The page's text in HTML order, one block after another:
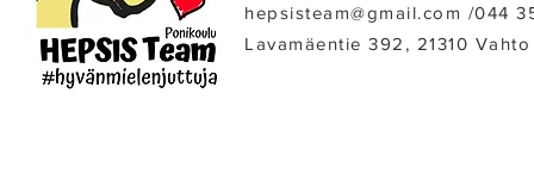
hepsisteam@gmail.com /​044
Lavamäentie 392, 21310 Vahto